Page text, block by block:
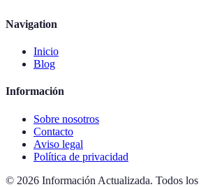
Navigation
Inicio
Blog
Información
Sobre nosotros
Contacto
Aviso legal
Política de privacidad
© 2026 Información Actualizada. Todos los